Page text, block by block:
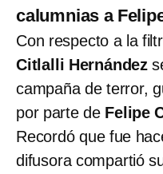
calumnias a
Con respecto a la
Citlalli Hernández
campaña de terror,
por parte de Felipe
Recordó que fue
difusora compartió